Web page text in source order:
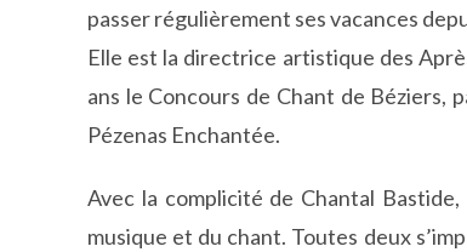
passer régulièrement ses vacances
Elle est la directrice artistique des
ans le Concours de Chant de Béziers,
Pézenas Enchantée.
Avec la complicité de Chantal
musique et du chant. Toutes deux